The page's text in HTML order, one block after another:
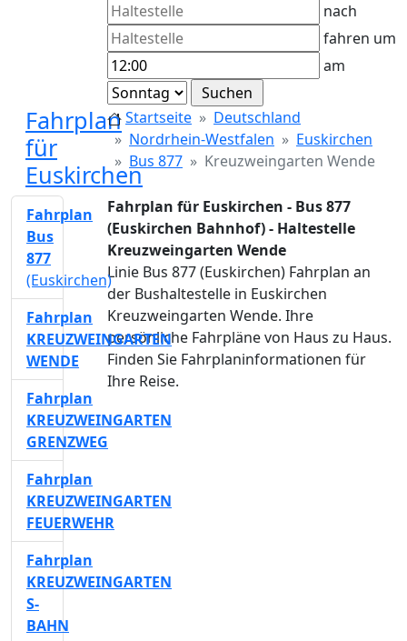
nach
fahren um
am
Fahrplan
für
Euskirchen
Startseite
Deutschland
Nordrhein-Westfalen
Euskirchen
Bus 877
Kreuzweingarten Wende
Fahrplan für Euskirchen - Bus 877
(Euskirchen Bahnhof) - Haltestelle
Kreuzweingarten Wende
Linie Bus 877 (Euskirchen) Fahrplan an
der Bushaltestelle in Euskirchen
Kreuzweingarten Wende. Ihre
persönliche Fahrpläne von Haus zu Haus.
Finden Sie Fahrplaninformationen für
Ihre Reise.
Fahrplan
Bus
877
(Euskirchen)
Fahrplan
KREUZWEINGARTEN
WENDE
Fahrplan
KREUZWEINGARTEN
GRENZWEG
Fahrplan
KREUZWEINGARTEN
FEUERWEHR
Fahrplan
KREUZWEINGARTEN
S-
BAHN